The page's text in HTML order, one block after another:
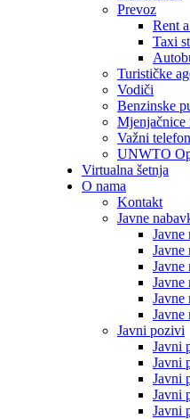
Prevoz
Rent
Taxi
Turističke
Vodiči
Benzinske
Mjenjačnice
Važni
UNWTO
Virtualna šetnja
O nama
Kontakt
Javne
Javne
Javne
Javne
Javne
Javne
Javne
Javni pozivi
Javni
Javni
Javni
Javni
Javni